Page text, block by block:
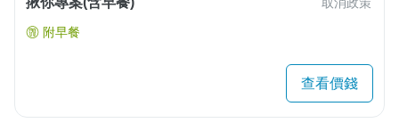
取消政策
附早餐
查看價錢